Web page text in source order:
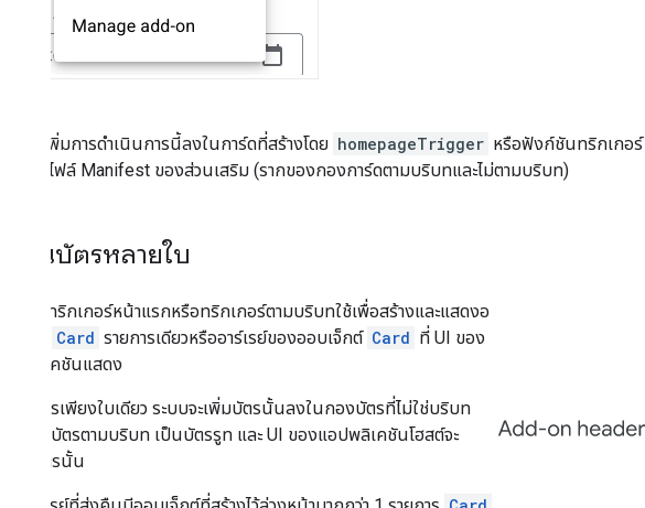
ระบบจะเพิ่มการดำเนินการนี้ลงในการ์ดที่สร้างโดย homepageTrigger หรือฟังก์ชันทริกเกอร์
ระบุไว้ในไฟล์ Manifest ของส่วนเสริม (รากของกองการ์ดตามบริบทและไม่ตามบริบท)
ส่งคืนบัตรหลายใบ
ฟังก์ชันทริกเกอร์หน้าแรกหรือทริกเกอร์ตามบริบทใช้เพื่อสร้างและแสดงอ
Card รายการเดียวหรืออาร์เรย์ของออบเจ็กต์ Card ที่ UI ของ
แอปพลิเคชันแสดง
หากมีบัตรเพียงใบเดียว ระบบจะเพิ่มบัตรนั้นลงในกองบัตรที่ไม่ใช่บริบท
หรือกองบัตรตามบริบท เป็นบัตรรูท และ UI ของแอปพลิเคชันโฮสต์จะ
แสดงบัตรนั้น